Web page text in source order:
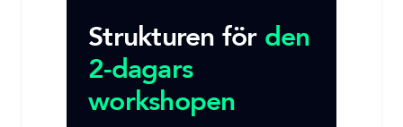
Strukturen för den
2-dagars
workshopen